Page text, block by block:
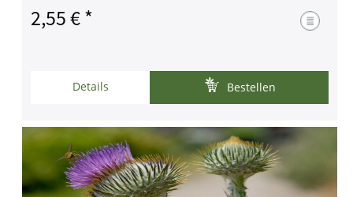
2,55 € *
Details Bestellen